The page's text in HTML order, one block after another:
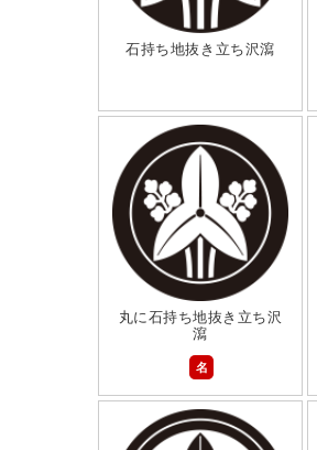
石持ち地抜き立ち沢瀉
丸に石持ち地抜き立ち沢
瀉
名